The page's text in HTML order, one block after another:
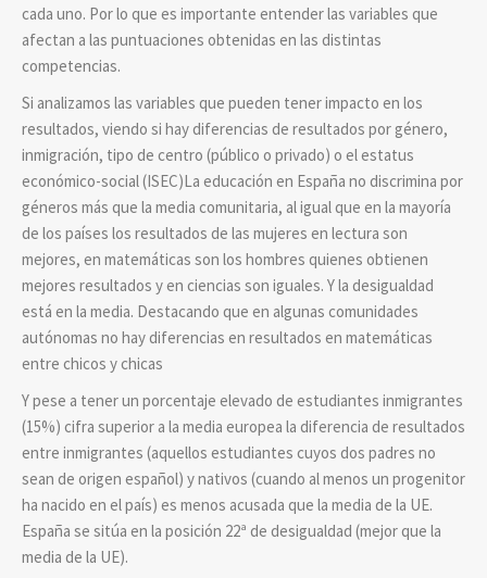
cada uno. Por lo que es importante entender las variables que
afectan a las puntuaciones obtenidas en las distintas
competencias.
Si analizamos las variables que pueden tener impacto en los
resultados, viendo si hay diferencias de resultados por género,
inmigración, tipo de centro (público o privado) o el estatus
económico-social (ISEC)La educación en España no discrimina por
géneros más que la media comunitaria, al igual que en la mayoría
de los países los resultados de las mujeres en lectura son
mejores, en matemáticas son los hombres quienes obtienen
mejores resultados y en ciencias son iguales. Y la desigualdad
está en la media. Destacando que en algunas comunidades
autónomas no hay diferencias en resultados en matemáticas
entre chicos y chicas
Y pese a tener un porcentaje elevado de estudiantes inmigrantes
(15%) cifra superior a la media europea la diferencia de resultados
entre inmigrantes (aquellos estudiantes cuyos dos padres no
sean de origen español) y nativos (cuando al menos un progenitor
ha nacido en el país) es menos acusada que la media de la UE.
España se sitúa en la posición 22ª de desigualdad (mejor que la
media de la UE).